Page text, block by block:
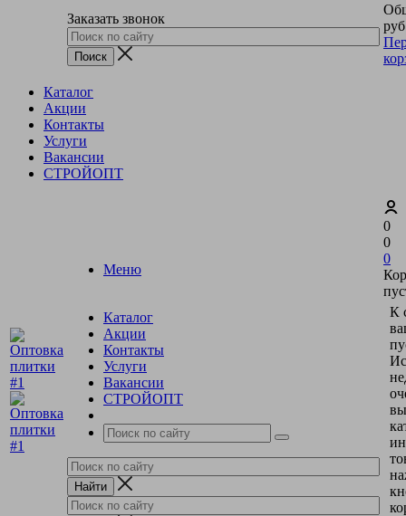
Заказать звонок
Каталог
Акции
Контакты
Услуги
Вакансии
СТРОЙОПТ
Меню
Каталог
Акции
Контакты
Услуги
Вакансии
СТРОЙОПТ
0
0
0
К